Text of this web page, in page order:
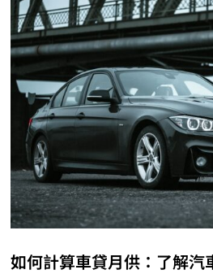
如何計算車貸月供：了解汽